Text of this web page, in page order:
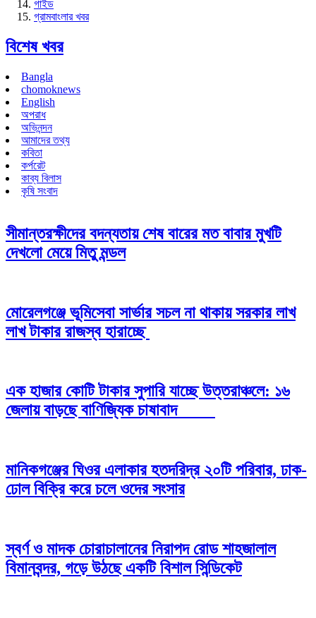
গাইড
গ্রামবাংলার খবর
বিশেষ খবর
Bangla
chomoknews
English
অপরাধ
অভিনন্দন
আমাদের তথ্য
কবিতা
কর্পরেট
কাব্য বিলাস
কৃষি সংবাদ
সীমান্তরক্ষীদের বদন্যতায় শেষ বারের মত বাবার মুখটি
দেখলো মেয়ে মিতু মন্ডল
মোরেলগঞ্জে ভূমিসেবা সার্ভার সচল না থাকায় সরকার লাখ
লাখ টাকার রাজস্ব হারাচ্ছে
এক হাজার কোটি টাকার সুপারি যাচ্ছে উত্তরাঞ্চলে: ১৬
জেলায় বাড়ছে বাণিজ্যিক চাষাবাদ
মানিকগঞ্জের ঘিওর এলাকার হতদরিদ্র ২০টি পরিবার, ঢাক-
ঢোল বিক্রি করে চলে ওদের সংসার
স্বর্ণ ও মাদক চোরাচালানের নিরাপদ রোড শাহজালাল
বিমানবন্দর, গড়ে উঠছে একটি বিশাল সিন্ডিকেট